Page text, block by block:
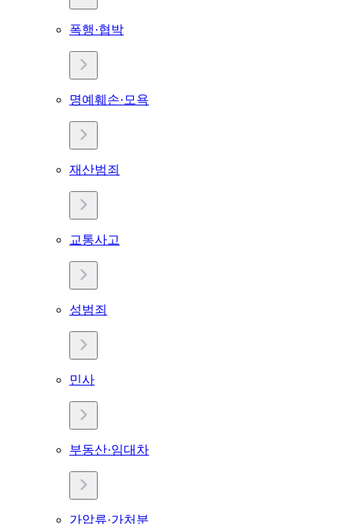
폭행·협박
명예훼손·모욕
재산범죄
교통사고
성범죄
민사
부동산·임대차
가압류·가처분